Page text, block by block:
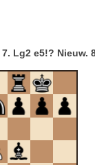
Lg2 e5!? Nieuw.